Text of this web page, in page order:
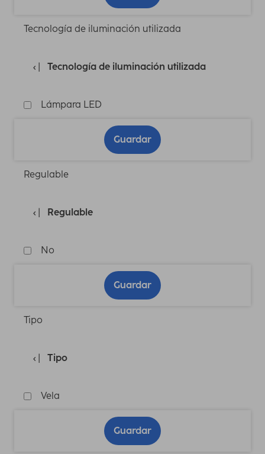
Tecnología de iluminación utilizada
Tecnología de iluminación utilizada
Lámpara LED
Guardar
Regulable
Regulable
No
Guardar
Tipo
Tipo
Vela
Guardar